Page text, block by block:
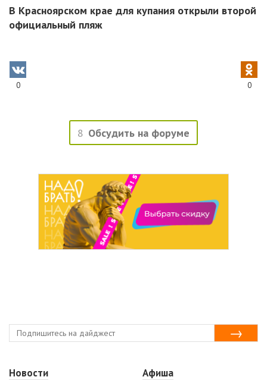
В Красноярском крае для купания открыли второй
официальный пляж
0 0
8 Обсудить на форуме
Новости
Афиша